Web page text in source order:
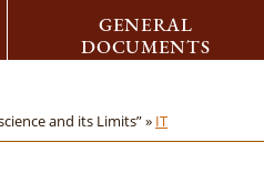
GENERAL
DOCUMENTS
and its Limits” » IT